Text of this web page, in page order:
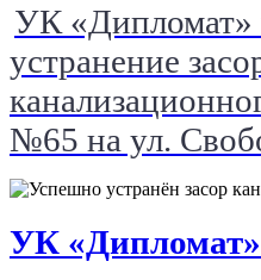
УК «Дипломат»
устранение
№65 на ул.
УК